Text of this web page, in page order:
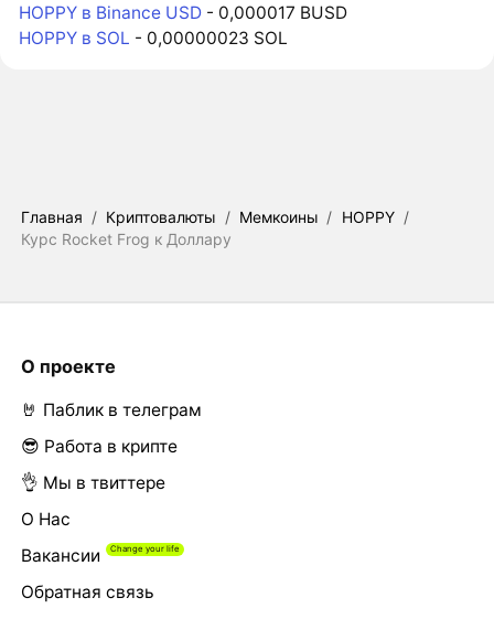
HOPPY в Binance USD - 0,000017 BUSD
HOPPY в SOL - 0,00000023 SOL
Главная / Криптовалюты / Мемкоины / HOPPY /
Курс Rocket Frog к Доллару
О проекте
🤘 Паблик в телеграм
😎 Работа в крипте
👌 Мы в твиттере
О Нас
Вакансии
Обратная связь